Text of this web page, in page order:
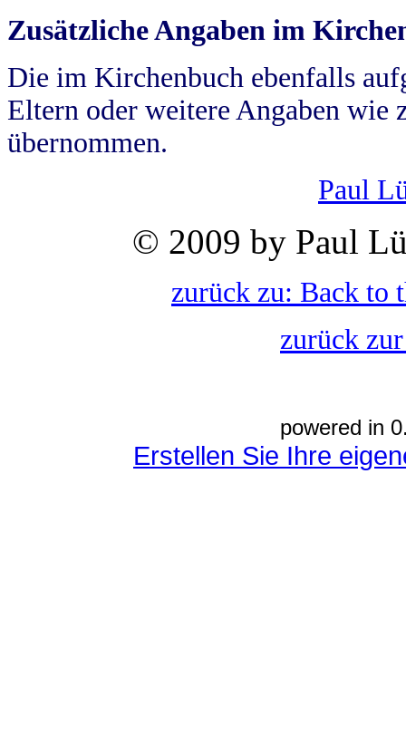
Zusätzliche Angaben im
Die im Kirchenbuch ebenfalls
Eltern oder weitere Angaben wie
übernommen.
Paul
© 2009 by Paul
zurück zu: Back to
zurück
powered in
Erstellen Sie Ihre